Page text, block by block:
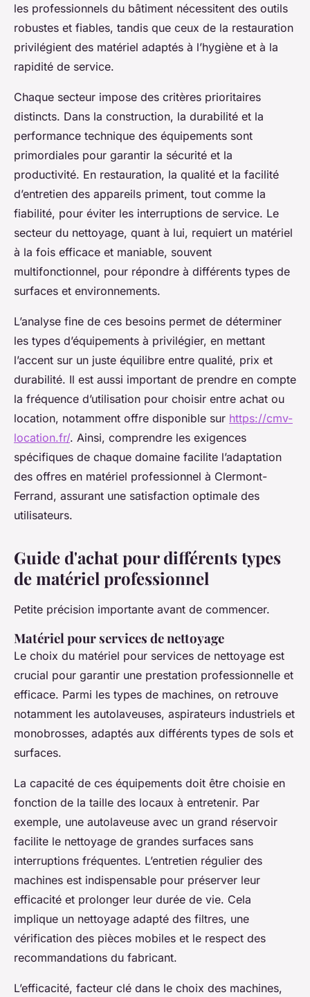
les professionnels du bâtiment nécessitent des outils
robustes et fiables, tandis que ceux de la restauration
privilégient des matériel adaptés à l’hygiène et à la
rapidité de service.
Chaque secteur impose des critères prioritaires
distincts. Dans la construction, la durabilité et la
performance technique des équipements sont
primordiales pour garantir la sécurité et la
productivité. En restauration, la qualité et la facilité
d’entretien des appareils priment, tout comme la
fiabilité, pour éviter les interruptions de service. Le
secteur du nettoyage, quant à lui, requiert un matériel
à la fois efficace et maniable, souvent
multifonctionnel, pour répondre à différents types de
surfaces et environnements.
L’analyse fine de ces besoins permet de déterminer
les types d’équipements à privilégier, en mettant
l’accent sur un juste équilibre entre qualité, prix et
durabilité. Il est aussi important de prendre en compte
la fréquence d’utilisation pour choisir entre achat ou
location, notamment offre disponible sur https://cmv-
location.fr/. Ainsi, comprendre les exigences
spécifiques de chaque domaine facilite l’adaptation
des offres en matériel professionnel à Clermont-
Ferrand, assurant une satisfaction optimale des
utilisateurs.
Guide d'achat pour différents types
de matériel professionnel
Petite précision importante avant de commencer.
Matériel pour services de nettoyage
Le choix du matériel pour services de nettoyage est
crucial pour garantir une prestation professionnelle et
efficace. Parmi les types de machines, on retrouve
notamment les autolaveuses, aspirateurs industriels et
monobrosses, adaptés aux différents types de sols et
surfaces.
La capacité de ces équipements doit être choisie en
fonction de la taille des locaux à entretenir. Par
exemple, une autolaveuse avec un grand réservoir
facilite le nettoyage de grandes surfaces sans
interruptions fréquentes. L’entretien régulier des
machines est indispensable pour préserver leur
efficacité et prolonger leur durée de vie. Cela
implique un nettoyage adapté des filtres, une
vérification des pièces mobiles et le respect des
recommandations du fabricant.
L’efficacité, facteur clé dans le choix des machines,